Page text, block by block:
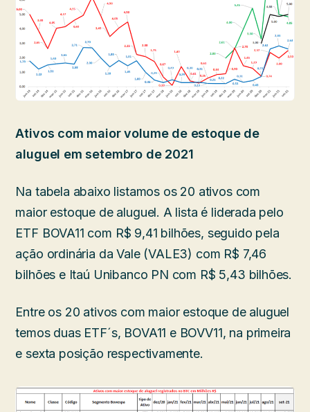
Ativos com maior volume de estoque de
aluguel em setembro de 2021
Na tabela abaixo listamos os 20 ativos com
maior estoque de aluguel. A lista é liderada pelo
ETF BOVA11 com R$ 9,41 bilhões, seguido pela
ação ordinária da Vale (VALE3) com R$ 7,46
bilhões e Itaú Unibanco PN com R$ 5,43 bilhões.
Entre os 20 ativos com maior estoque de aluguel
temos duas ETF´s, BOVA11 e BOVV11, na primeira
e sexta posição respectivamente.